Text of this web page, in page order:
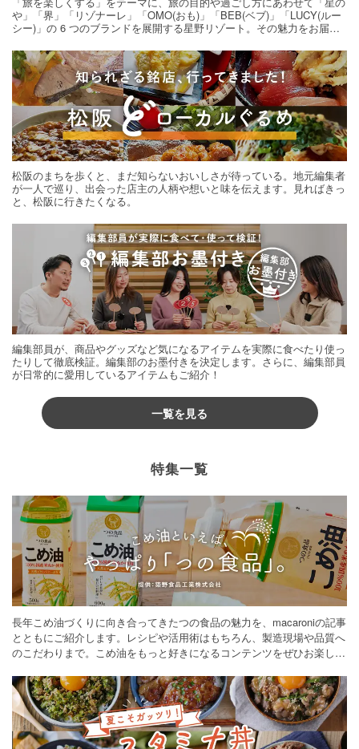
や」「界」「リゾナーレ」「OMO(おも)」「BEB(ベブ)」「LUCY(ルー
シー)」の 6 つのブランドを展開する星野リゾート。その魅力をお届け
松阪のまちを歩くと、まだ知らないおいしさが待っている。地元編集者
が一人で巡り、出会った店主の人柄や想いと味を伝えます。見ればきっ
と、松阪に行きたくなる。
編集部員が、商品やグッズなど気になるアイテムを実際に食べたり使っ
たりして徹底検証。編集部のお墨付きを決定します。さらに、編集部員
が日常的に愛用しているアイテムもご紹介！
一覧を見る
特集一覧
長年こめ油づくりに向き合ってきたつの食品の魅力を、macaroniの記事
とともにご紹介します。レシピや活用術はもちろん、製造現場や品質へ
のこだわりまで。こめ油をもっと好きになるコンテンツをぜひお楽しみ